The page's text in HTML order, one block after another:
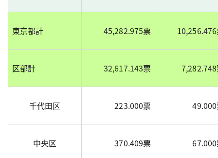
東京都計 45,282.975票
区部計 32,617.143票
千代田区 223.000票
中央区 370.409票